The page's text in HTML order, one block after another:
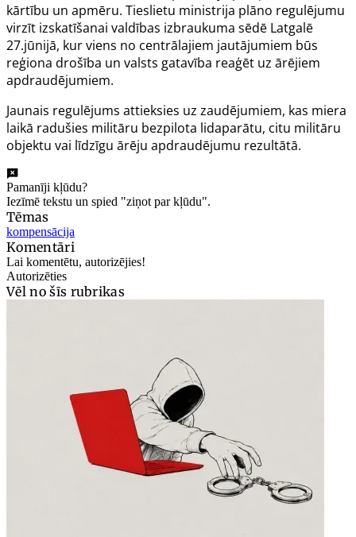
kārtību un apmēru. Tieslietu ministrija plāno regulējumu
virzīt izskatīšanai valdības izbraukuma sēdē Latgalē
27.jūnijā, kur viens no centrālajiem jautājumiem būs
reģiona drošība un valsts gatavība reaģēt uz ārējiem
apdraudējumiem.
Jaunais regulējums attieksies uz zaudējumiem, kas miera
laikā radušies militāru bezpilota lidaparātu, citu militāru
objektu vai līdzīgu ārēju apdraudējumu rezultātā.
Pamanīji kļūdu?
Iezīmē tekstu un spied "ziņot par kļūdu".
Tēmas
kompensācija
Komentāri
Lai komentētu, autorizējies!
Autorizēties
Vēl no šīs rubrikas